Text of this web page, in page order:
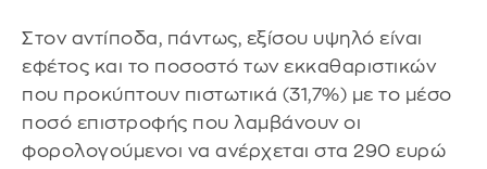
Στον αντίποδα, πάντως, εξίσου υψηλό είναι
εφέτος και το ποσοστό των εκκαθαριστικών
που προκύπτουν πιστωτικά (31,7%) με το μέσο
ποσό επιστροφής που λαμβάνουν οι
φορολογούμενοι να ανέρχεται στα 290 ευρώ